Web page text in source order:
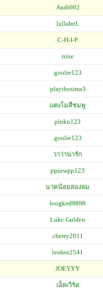
Audi002
lullabeL
C-H-I-P
nine
goolre123
playthesims3
แตงโมสีชมพู
pinku123
goolre123
วาว่าน่ารัก
ppinwpp123
นาคน้อยล่องลม
loogked9898
Luke Gulden
cherry2011
leohot2541
JOEYYY
เอ็ดเวิร์ด